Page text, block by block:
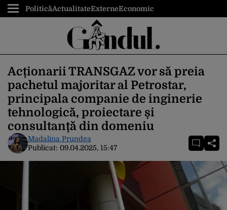
PoliticăActualitateExterneEconomic
Acționarii TRANSGAZ vor să preia
pachetul majoritar al Petrostar,
principala companie de inginerie
tehnologică, proiectare și
consultanță din domeniu
Madalina Prundea
Publicat: 09.04.2025, 15:47